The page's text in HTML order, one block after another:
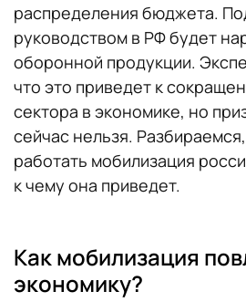
распределения бюджета.
руководством в РФ будет
оборонной продукции.
что это приведет к
сектора в экономике, но
сейчас нельзя.
работать мобилизация
к чему она приведет.
Как мобилизация
экономику?